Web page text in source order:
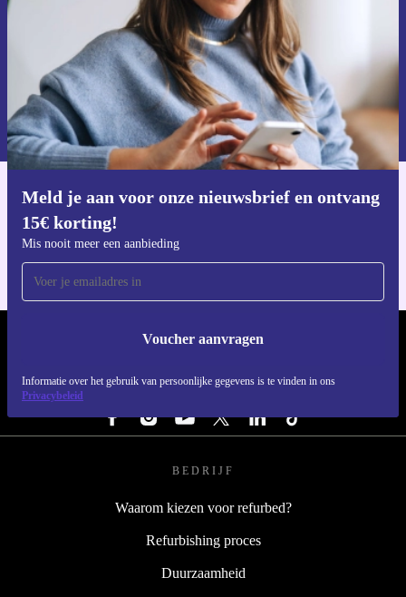
Meld je aan voor onze nieuwsbrief en ontvang
15€ korting!
Mis nooit meer een aanbieding
Voucher aanvragen
Informatie over het gebruik van persoonlijke gegevens is te vinden in ons
Privacybeleid
Voucher aanvragen
Informatie over het gebruik van persoonsgegevens vind je in ons
privacybeleid
Download de refurbed app
REFURBED NEDERLAND - RETHINK NEW.
VOLG ONS
BEDRIJF
Waarom kiezen voor refurbed?
Refurbishing proces
Duurzaamheid